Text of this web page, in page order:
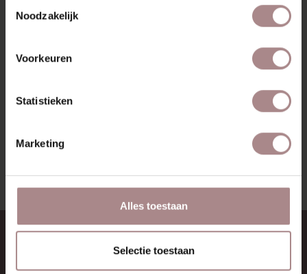
Noodzakelijk
Voorkeuren
Statistieken
Marketing
Alles toestaan
Selectie toestaan
STOFSTAAL
TOFFEE
CONTACT
Sav & Økse is een onderdeel van